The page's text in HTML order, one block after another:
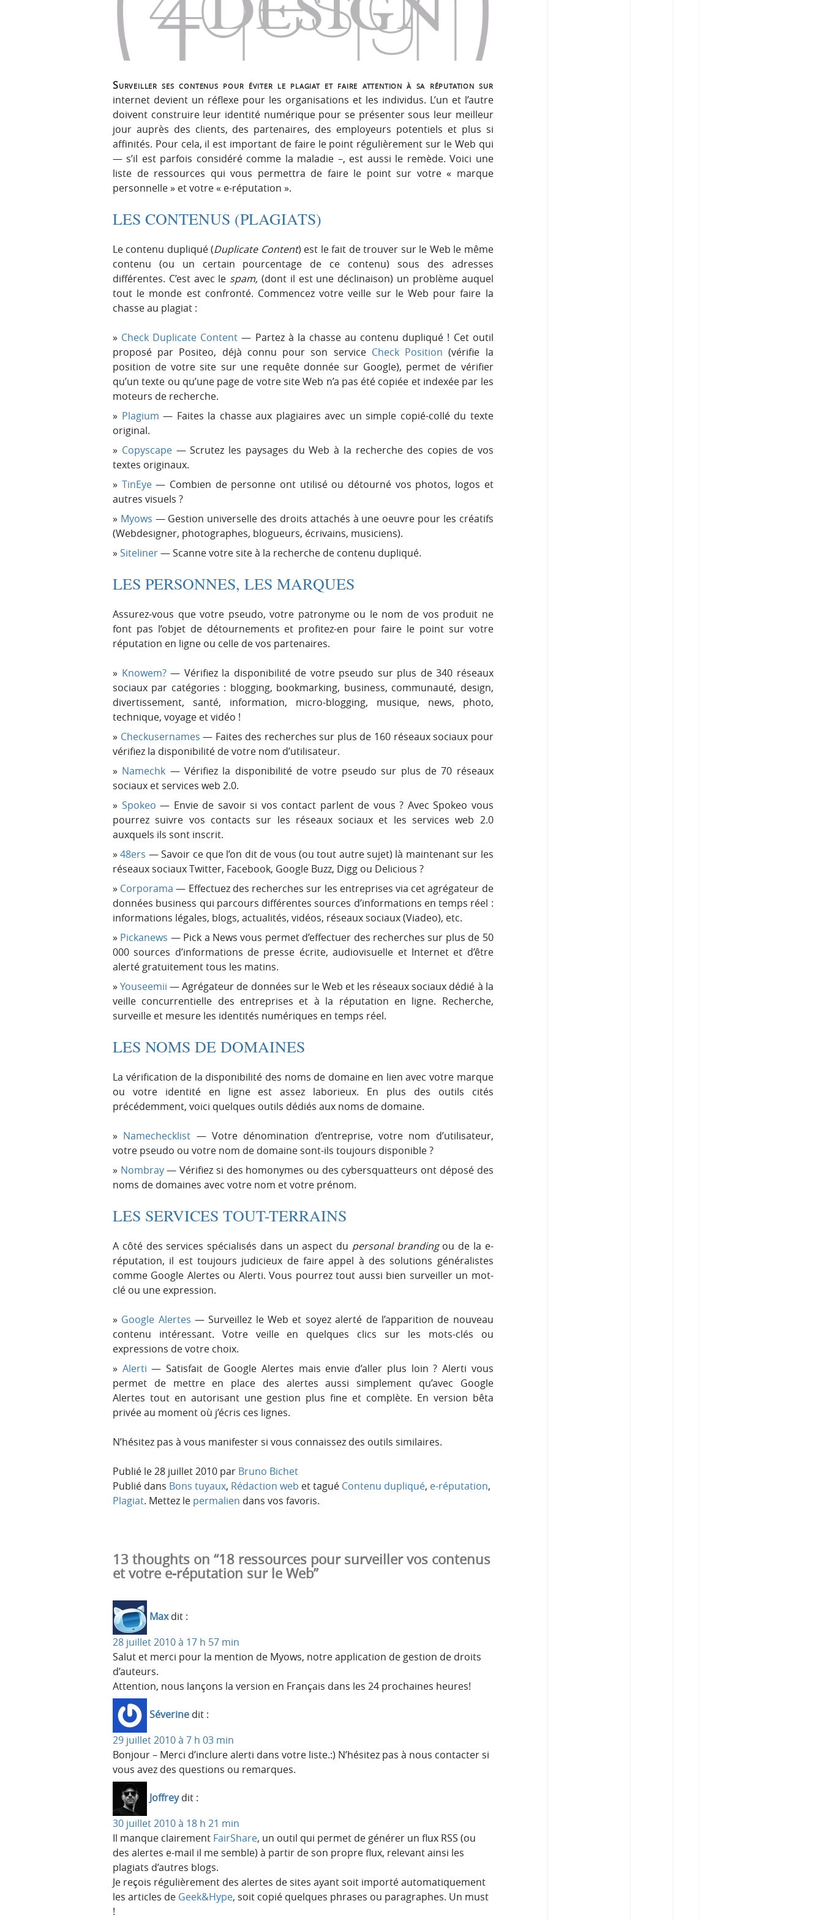
Surveiller ses contenus pour éviter le plagiat et faire attention à sa réputation sur
internet devient un réflexe pour les organisations et les individus. L’un et l’autre
doivent construire leur identité numérique pour se présenter sous leur meilleur
jour auprès des clients, des partenaires, des employeurs potentiels et plus si
affinités. Pour cela, il est important de faire le point régulièrement sur le Web qui
— s’il est parfois considéré comme la maladie –, est aussi le remède. Voici une
liste de ressources qui vous permettra de faire le point sur votre « marque
personnelle » et votre « e-réputation ».
LES CONTENUS (PLAGIATS)
Le contenu dupliqué (Duplicate Content) est le fait de trouver sur le Web le même
contenu (ou un certain pourcentage de ce contenu) sous des adresses
différentes. C’est avec le spam, (dont il est une déclinaison) un problème auquel
tout le monde est confronté. Commencez votre veille sur le Web pour faire la
chasse au plagiat :
Check Duplicate Content — Partez à la chasse au contenu dupliqué ! Cet outil
proposé par Positeo, déjà connu pour son service Check Position (vérifie la
position de votre site sur une requête donnée sur Google), permet de vérifier
qu’un texte ou qu’une page de votre site Web n’a pas été copiée et indexée par les
moteurs de recherche.
Plagium — Faites la chasse aux plagiaires avec un simple copié-collé du texte
original.
Copyscape— Scrutez les paysages du Web à la recherche des copies de vos
textes originaux.
TinEye— Combien de personne ont utilisé ou détourné vos photos, logos et
autres visuels ?
Myows — Gestion universelle des droits attachés à une oeuvre pour les créatifs
(Webdesigner, photographes, blogueurs, écrivains, musiciens).
Siteliner— Scanne votre site à la recherche de contenu dupliqué.
LES PERSONNES, LES MARQUES
Assurez-vous que votre pseudo, votre patronyme ou le nom de vos produit ne
font pas l’objet de détournements et profitez-en pour faire le point sur votre
réputation en ligne ou celle de vos partenaires.
Knowem?— Vérifiez la disponibilité de votre pseudo sur plus de 340 réseaux
sociaux par catégories : blogging, bookmarking, business, communauté, design,
divertissement, santé, information, micro-blogging, musique, news, photo,
technique, voyage et vidéo !
Checkusernames — Faites des recherches sur plus de 160 réseaux sociaux pour
vérifiez la disponibilité de votre nom d’utilisateur.
Namechk — Vérifiez la disponibilité de votre pseudo sur plus de 70 réseaux
sociaux et services web 2.0.
Spokeo — Envie de savoir si vos contact parlent de vous ? Avec Spokeo vous
pourrez suivre vos contacts sur les réseaux sociaux et les services web 2.0
auxquels ils sont inscrit.
48ers — Savoir ce que l’on dit de vous (ou tout autre sujet) là maintenant sur les
réseaux sociaux Twitter, Facebook, Google Buzz, Digg ou Delicious ?
Corporama — Effectuez des recherches sur les entreprises via cet agrégateur de
données business qui parcours différentes sources d’informations en temps réel :
informations légales, blogs, actualités, vidéos, réseaux sociaux (Viadeo), etc.
Pickanews — Pick a News vous permet d’effectuer des recherches sur plus de 50
000 sources d’informations de presse écrite, audiovisuelle et Internet et d’être
alerté gratuitement tous les matins.
Youseemii — Agrégateur de données sur le Web et les réseaux sociaux dédié à la
veille concurrentielle des entreprises et à la réputation en ligne. Recherche,
surveille et mesure les identités numériques en temps réel.
LES NOMS DE DOMAINES
La vérification de la disponibilité des noms de domaine en lien avec votre marque
ou votre identité en ligne est assez laborieux. En plus des outils cités
précédemment, voici quelques outils dédiés aux noms de domaine.
Namechecklist — Votre dénomination d’entreprise, votre nom d’utilisateur,
votre pseudo ou votre nom de domaine sont-ils toujours disponible ?
Nombray— Vérifiez si des homonymes ou des cybersquatteurs ont déposé des
noms de domaines avec votre nom et votre prénom.
LES SERVICES TOUT-TERRAINS
A côté des services spécialisés dans un aspect du personal brandingou de la e-
réputation, il est toujours judicieux de faire appel à des solutions généralistes
comme Google Alertes ou Alerti. Vous pourrez tout aussi bien surveiller un mot-
clé ou une expression.
Google Alertes — Surveillez le Web et soyez alerté de l’apparition de nouveau
contenu intéressant. Votre veille en quelques clics sur les mots-clés ou
expressions de votre choix.
Alerti — Satisfait de Google Alertes mais envie d’aller plus loin ? Alerti vous
permet de mettre en place des alertes aussi simplement qu’avec Google
Alertes tout en autorisant une gestion plus fine et complète. En version bêta
privée au moment où j’écris ces lignes.
N’hésitez pas à vous manifester si vous connaissez des outils similaires.
Publié le28 juillet 2010 par Bruno Bichet
Publié dans Bons tuyaux, Rédaction web et tagué Contenu dupliqué, e-réputation,
Plagiat. Mettez le permalien dans vos favoris.
13 thoughts on “18 ressources pour surveiller vos contenus
et votre e-réputation sur le Web”
Max dit :
28 juillet 2010 à 17 h 57 min
Salut et merci pour la mention de Myows, notre application de gestion de droits
d’auteurs.
Attention, nous lançons la version en Français dans les 24 prochaines heures!
Séverine dit :
29 juillet 2010 à 7 h 03 min
Bonjour – Merci d’inclure alerti dans votre liste.:) N’hésitez pas à nous contacter si
vous avez des questions ou remarques.
Joffrey dit :
30 juillet 2010 à 18 h 21 min
Il manque clairement FairShare, un outil qui permet de générer un flux RSS (ou
des alertes e-mail il me semble) à partir de son propre flux, relevant ainsi les
plagiats d’autres blogs.
Je reçois régulièrement des alertes de sites ayant soit importé automatiquement
les articles de Geek&Hype, soit copié quelques phrases ou paragraphes. Un must
!